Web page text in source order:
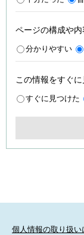
ページの構成や
分かりやすい
この情報をすぐ
すぐに見つけた
個人情報の取り扱い